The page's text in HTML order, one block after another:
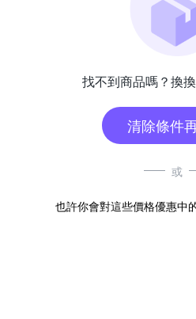
找不到商品嗎？換
清除條件
或
也許你會對這些價格優惠中